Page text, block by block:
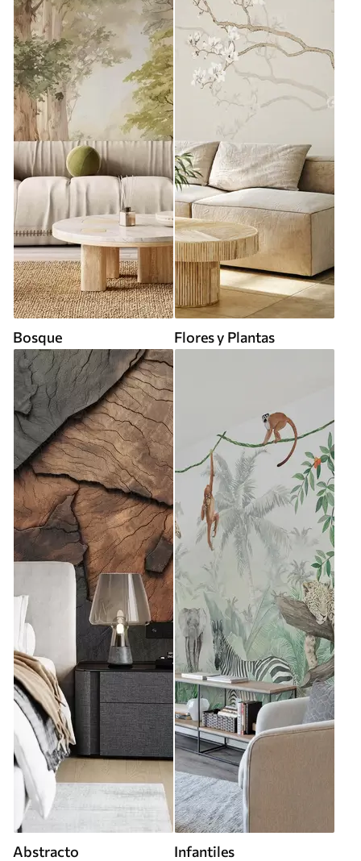
Bosque Flores y Plantas
Abstracto Infantiles